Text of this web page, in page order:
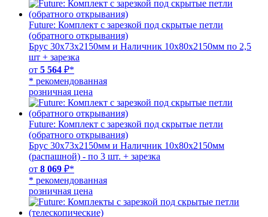
Future: Комплект с зарезкой под скрытые петли
(обратного открывания)
Брус 30х73х2150мм и Наличник 10х80х2150мм по 2,5
шт + зарезка
от 5 564 ₽*
* рекомендованная
розничная цена
Future: Комплект с зарезкой под скрытые петли
(обратного открывания)
Брус 30х73х2150мм и Наличник 10х80х2150мм
(распашной) - по 3 шт. + зарезка
от 8 069 ₽*
* рекомендованная
розничная цена